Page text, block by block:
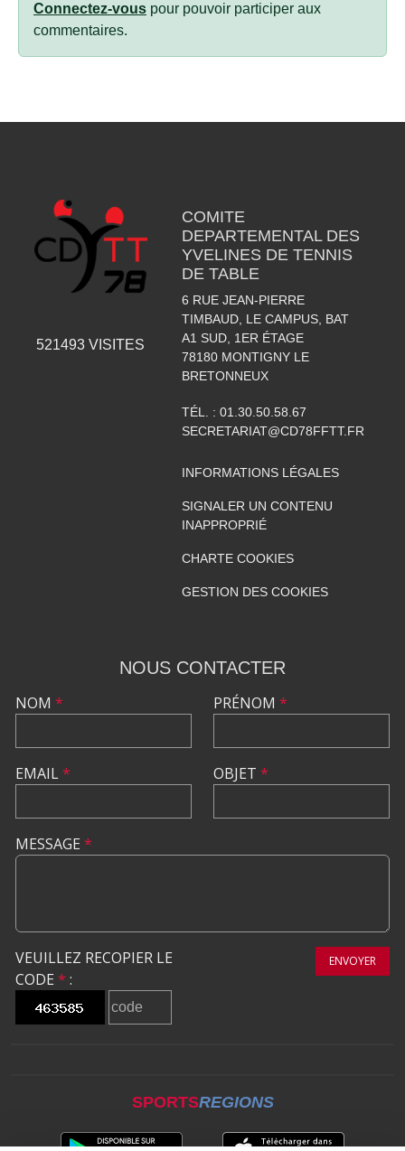
Connectez-vous pour pouvoir participer aux
commentaires.
521493 VISITES
COMITE
DEPARTEMENTAL DES
YVELINES DE TENNIS
DE TABLE
6 RUE JEAN-PIERRE
TIMBAUD, LE CAMPUS, BAT
A1 SUD, 1ER ÉTAGE
78180 MONTIGNY LE
BRETONNEUX
TÉL. : 01.30.50.58.67
SECRETARIAT@CD78FFTT.FR
INFORMATIONS LÉGALES
SIGNALER UN CONTENU
INAPPROPRIÉ
CHARTE COOKIES
GESTION DES COOKIES
NOUS CONTACTER
NOM *
EMAIL*
PRÉNOM *
OBJET *
MESSAGE *
VEUILLEZ RECOPIER LE
CODE * :
ENVOYER
SPORTSREGIONS